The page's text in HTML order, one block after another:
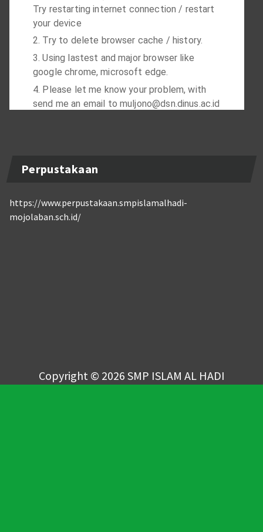
Perpustakaan
https://www.perpustakaan.smpislamalhadi-
mojolaban.sch.id/
Copyright © 2026 SMP ISLAM AL HADI